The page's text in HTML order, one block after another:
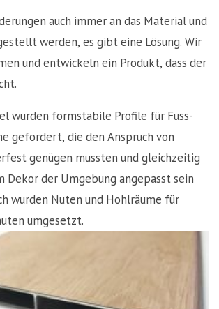
auch immer an das Material und
werden, es gibt eine Lösung. Wir
und entwickeln ein Produkt, dass der
wurden formstabile Profile für Fuss-
gefordert, die den Anspruch von
genügen mussten und gleichzeitig
Dekor der Umgebung angepasst sein
wurden Nuten und Hohlräume für
umgesetzt.